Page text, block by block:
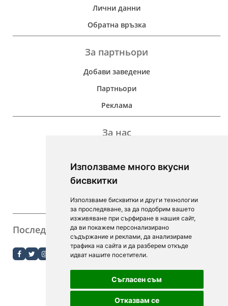
Използваме много вкусни
бисвкитки
Използваме бисквитки и други технологии
за проследяване, за да подобрим вашето
изживяване при сърфиране в нашия сайт,
да ви покажем персонализирано
съдържание и реклами, да анализираме
трафика на сайта и да разберем откъде
идват нашите посетители.
Съгласен съм
Отказвам се
Лични данни
Обратна връзка
За партньори
Добави заведение
Партньори
Реклама
За нас
Контакти
For Investors
F.A.Q.
Последвайте ни
order.bg
Digitalno Menu